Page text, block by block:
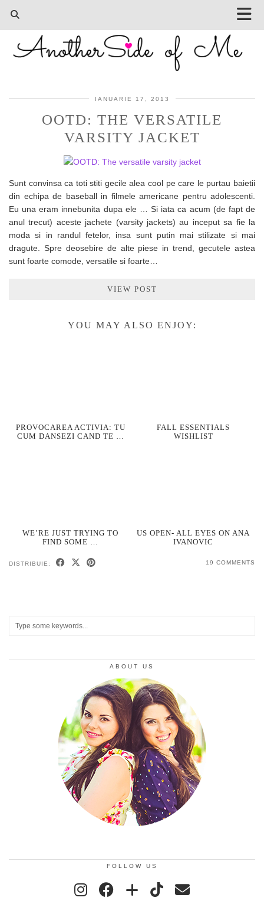
IANUARIE 17, 2013
OOTD: THE VERSATILE
VARSITY JACKET
Sunt convinsa ca toti stiti gecile alea cool pe care le purtau baietii
din echipa de baseball in filmele americane pentru adolescenti.
Eu una eram innebunita dupa ele … Si iata ca acum (de fapt de
anul trecut) aceste jachete (varsity jackets) au inceput sa fie la
moda si in randul fetelor, insa sunt putin mai stilizate si mai
dragute. Spre deosebire de alte piese in trend, gecutele astea
sunt foarte comode, versatile si foarte…
VIEW POST
YOU MAY ALSO ENJOY:
PROVOCAREA ACTIVIA: TU
CUM DANSEZI CAND TE …
FALL ESSENTIALS
WISHLIST
WE’RE JUST TRYING TO
FIND SOME …
US OPEN- ALL EYES ON ANA
IVANOVIC
DISTRIBUIE: 19 COMMENTS
ABOUT US
FOLLOW US